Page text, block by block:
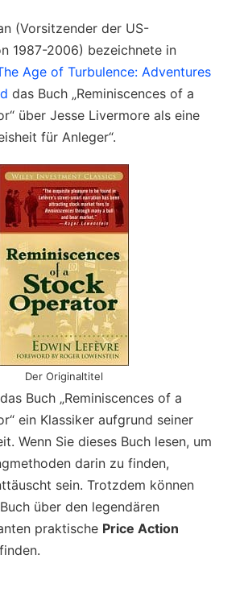
(Vorsitzender der US-
1987-2006) bezeichnete in
Age of Turbulence: Adventures
das Buch „Reminiscences of a
über Jesse Livermore als eine
für Anleger“.
Der Originaltitel
Buch „Reminiscences of a
ein Klassiker aufgrund seiner
Wenn Sie dieses Buch lesen, um
darin zu finden,
sein. Trotzdem können
über den legendären
praktische Price Action
finden.